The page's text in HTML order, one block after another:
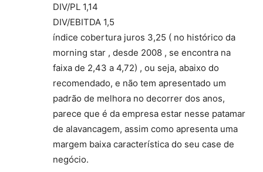
DIV/PL 1,14
DIV/EBITDA 1,5
índice cobertura juros 3,25 ( no histórico da
morning star , desde 2008 , se encontra na
faixa de 2,43 a 4,72) , ou seja, abaixo do
recomendado, e não tem apresentado um
padrão de melhora no decorrer dos anos,
parece que é da empresa estar nesse patamar
de alavancagem, assim como apresenta uma
margem baixa característica do seu case de
negócio.